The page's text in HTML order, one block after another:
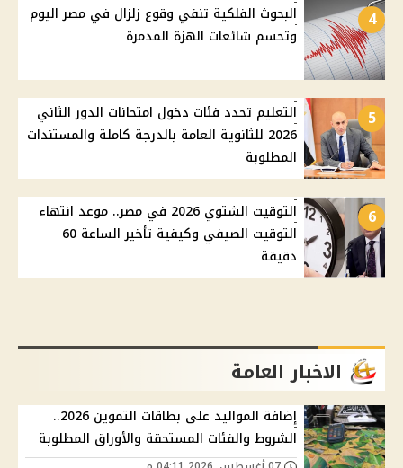
4
البحوث الفلكية تنفي وقوع زلزال في مصر اليوم
وتحسم شائعات الهزة المدمرة
5
التعليم تحدد فئات دخول امتحانات الدور الثاني
2026 للثانوية العامة بالدرجة كاملة والمستندات
المطلوبة
6
التوقيت الشتوي 2026 في مصر.. موعد انتهاء
التوقيت الصيفي وكيفية تأخير الساعة 60
دقيقة
الاخبار العامة
إضافة المواليد على بطاقات التموين 2026..
الشروط والفئات المستحقة والأوراق المطلوبة